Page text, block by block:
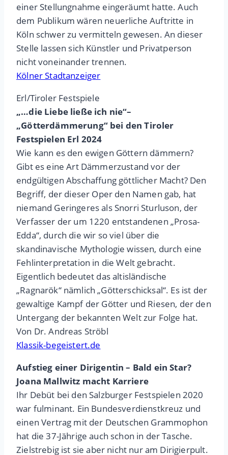
einer Stellungnahme eingeräumt hatte. Auch
dem Publikum wären neuerliche Auftritte in
Köln schwer zu vermitteln gewesen. An dieser
Stelle lassen sich Künstler und Privatperson
nicht voneinander trennen.
Kölner Stadtanzeiger
Erl/Tiroler Festspiele
„…die Liebe ließe ich nie“–
„Götterdämmerung“ bei den Tiroler
Festspielen Erl 2024
Wie kann es den ewigen Göttern dämmern?
Gibt es eine Art Dämmerzustand vor der
endgültigen Abschaffung göttlicher Macht? Den
Begriff, der dieser Oper den Namen gab, hat
niemand Geringeres als Snorri Sturluson, der
Verfasser der um 1220 entstandenen „Prosa-
Edda“, durch die wir so viel über die
skandinavische Mythologie wissen, durch eine
Fehlinterpretation in die Welt gebracht.
Eigentlich bedeutet das altisländische
„Ragnarök“ nämlich „Götterschicksal“. Es ist der
gewaltige Kampf der Götter und Riesen, der den
Untergang der bekannten Welt zur Folge hat.
Von Dr. Andreas Ströbl
Klassik-begeistert.de
Aufstieg einer Dirigentin – Bald ein Star?
Joana Mallwitz macht Karriere
Ihr Debüt bei den Salzburger Festspielen 2020
war fulminant. Ein Bundesverdienstkreuz und
einen Vertrag mit der Deutschen Grammophon
hat die 37-Jährige auch schon in der Tasche.
Zielstrebig ist sie aber nicht nur am Dirigierpult.